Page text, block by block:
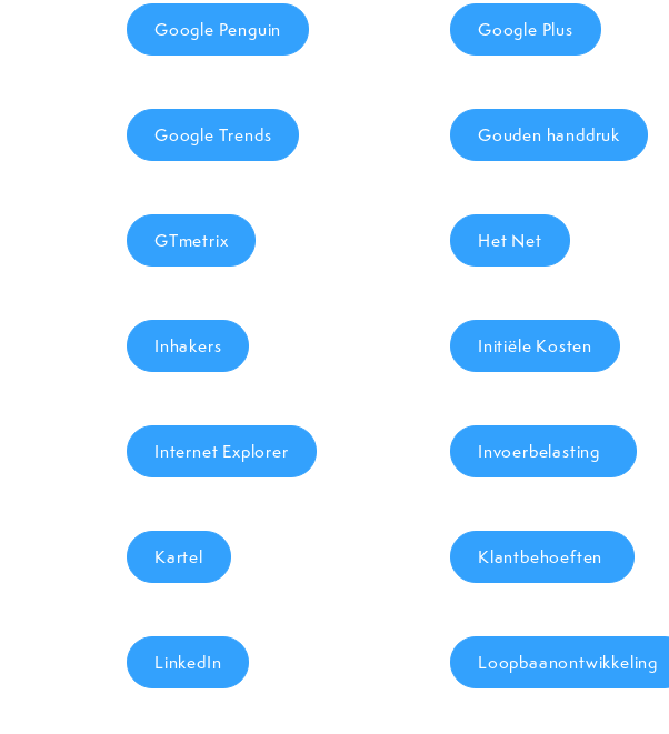
Google Penguin Google Plus
Google Trends Gouden handdruk
GTmetrix Het Net
Inhakers Initiële Kosten
Internet Explorer Invoerbelasting
Kartel Klantbehoeften
LinkedIn Loopbaanontwikkeling